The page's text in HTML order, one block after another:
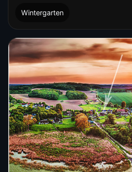
Wintergarten